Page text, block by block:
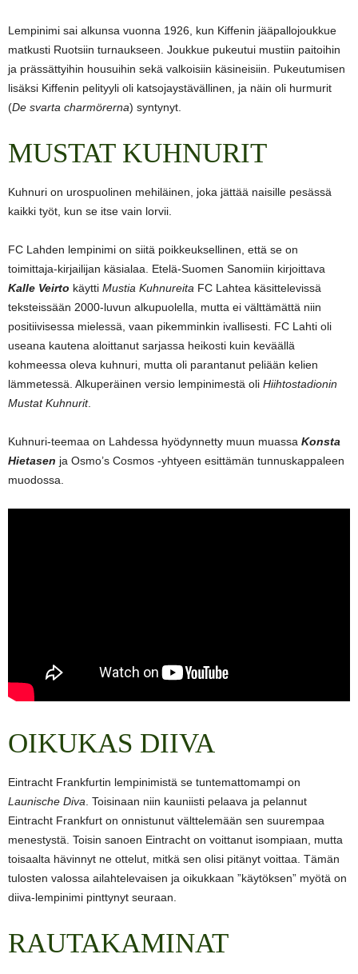
Lempinimi sai alkunsa vuonna 1926, kun Kiffenin jääpallojoukkue
matkusti Ruotsiin turnaukseen. Joukkue pukeutui mustiin paitoihin
ja prässättyihin housuihin sekä valkoisiin käsineisiin. Pukeutumisen
lisäksi Kiffenin pelityyli oli katsojaystävällinen, ja näin oli hurmurit
(De svarta charmörerna) syntynyt.
MUSTAT KUHNURIT
Kuhnuri on urospuolinen mehiläinen, joka jättää naisille pesässä
kaikki työt, kun se itse vain lorvii.
FC Lahden lempinimi on siitä poikkeuksellinen, että se on
toimittaja-kirjailijan käsialaa. Etelä-Suomen Sanomiin kirjoittava
Kalle Veirto käytti Mustia Kuhnureita FC Lahtea käsittelevissä
teksteissään 2000-luvun alkupuolella, mutta ei välttämättä niin
positiivisessa mielessä, vaan pikemminkin ivallisesti. FC Lahti oli
useana kautena aloittanut sarjassa heikosti kuin keväällä
kohmeessa oleva kuhnuri, mutta oli parantanut peliään kelien
lämmetessä. Alkuperäinen versio lempinimestä oli Hiihtostadionin
Mustat Kuhnurit.
Kuhnuri-teemaa on Lahdessa hyödynnetty muun muassa Konsta
Hietasen ja Osmo’s Cosmos -yhtyeen esittämän tunnuskappaleen
muodossa.
OIKUKAS DIIVA
Eintracht Frankfurtin lempinimistä se tuntemattomampi on
Launische Diva . Toisinaan niin kauniisti pelaava ja pelannut
Eintracht Frankfurt on onnistunut välttelemään sen suurempaa
menestystä. Toisin sanoen Eintracht on voittanut isompiaan, mutta
toisaalta hävinnyt ne ottelut, mitkä sen olisi pitänyt voittaa. Tämän
tulosten valossa ailahtelevaisen ja oikukkaan ”käytöksen” myötä on
diiva-lempinimi pinttynyt seuraan.
RAUTAKAMINAT